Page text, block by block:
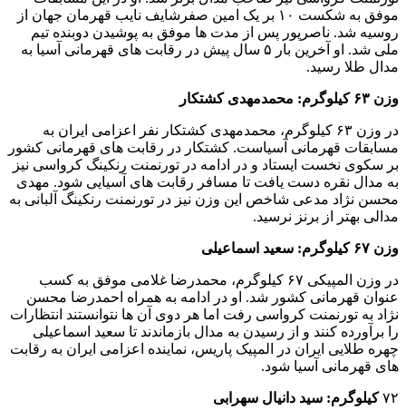
موفق به شکست ۱۰ بر یک امین صفرشایف نایب قهرمان جهان از
روسیه شد. ناصرپور پس از مدت ها موفق به پوشیدن دوبنده تیم
ملی شد. او آخرین بار ۵ سال پیش در رقابت های قهرمانی آسیا به
مدال طلا رسید.
وزن ۶۳ کیلوگرم: محمدمهدی کشتکار
در وزن ۶۳ کیلوگرم، محمدمهدی کشتکار نفر اعزامی ایران به
مسابقات قهرمانی آسیاست. کشتکار در رقابت های قهرمانی کشور
بر سکوی نخست ایستاد و در ادامه در تورنمنت رنکینگ کرواسی نیز
به مدال نقره دست یافت تا مسافر رقابت های آسیایی شود. مهدی
محسن نژاد مدعی شاخص این وزن نیز در تورنمنت رنکینگ آلبانی به
مدالی بهتر از برنز نرسید.
وزن ۶۷ کیلوگرم: سعید اسماعیلی
در وزن المپیکی ۶۷ کیلوگرم، محمدرضا غلامی موفق به کسب
عنوان قهرمانی کشور شد. او در ادامه به همراه احمدرضا محسن
نژاد به تورنمنت کرواسی رفت اما هر دوی آن ها نتوانستند انتظارات
را برآورده کنند و از رسیدن به مدال بازماندند تا سعید اسماعیلی
چهره طلایی ایران در المپیک‌ پاریس، نماینده اعزامی ایران به رقابت
های قهرمانی آسیا شود.
۷۲کیلوگرم: سید دانیال سهرابی